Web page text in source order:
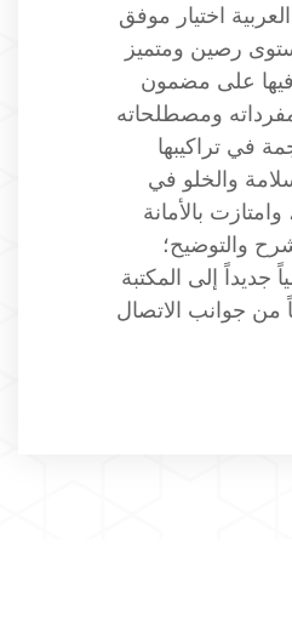
اختيار موفق
رصين ومتميز
على مضمون
ومصطلحاته
في تراكيبها
والخلو في
بالأمانة
والتوضيح؛
إلى المكتبة
من جوانب الاتصال